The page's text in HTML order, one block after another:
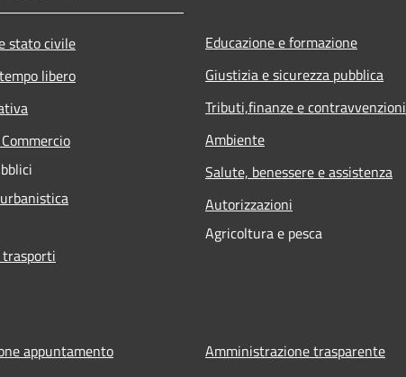
stato civile
libero
Educazione e formazione
Giustizia e sicurezza pubblica
Tributi,finanze e contravvenzioni
Ambiente
Salute, benessere e assistenza
Autorizzazioni
Agricoltura e pesca
appuntamento
Amministrazione trasparente